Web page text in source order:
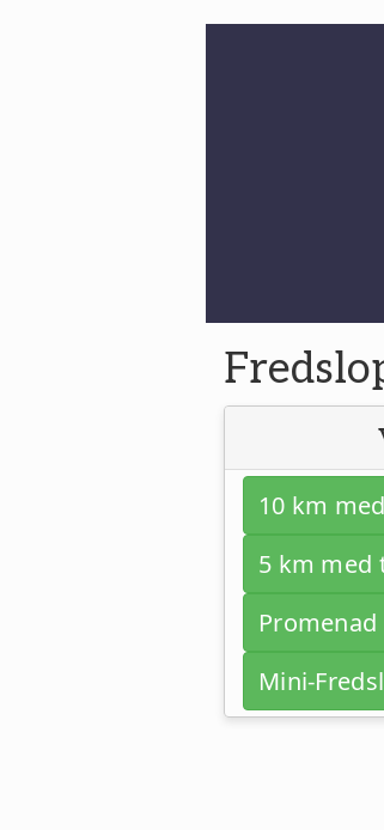
10 km
5 km med
Promenad
Mini-